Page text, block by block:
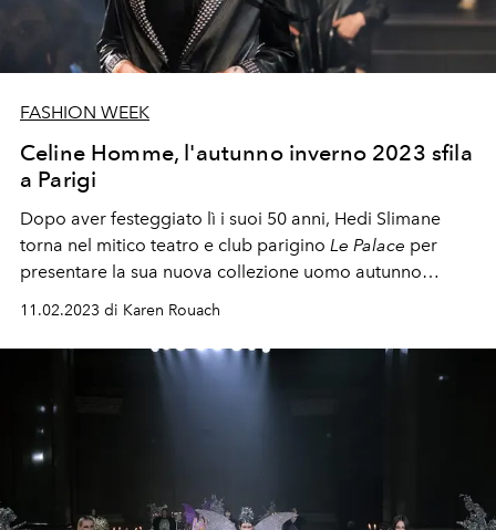
FASHION WEEK
Celine Homme, l'autunno inverno 2023 sfila
a Parigi
Dopo aver festeggiato lì i suoi 50 anni, Hedi Slimane
torna nel mitico teatro e club parigino Le Palace per
presentare la sua nuova collezione uomo autunno
11.02.2023 di Karen Rouach